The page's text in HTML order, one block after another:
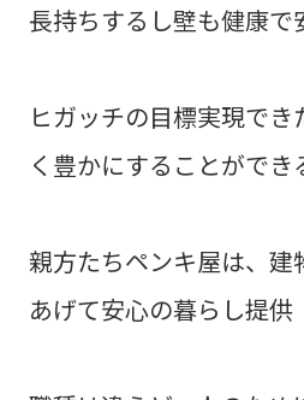
長持ちするし壁も健康で
ヒガッチの目標実現で
く豊かにすることができ
親方たちペンキ屋は、建
あげて安心の暮らし提供